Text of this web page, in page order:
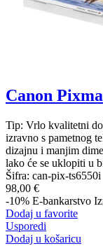
Canon
Tip: Vrlo kvalitetni
izravno s pametnog
dizajnu i manjim
lako će se uklopiti u
Šifra: can-pix-ts6550i
98,00 €
-10% E-bankarstvo
Dodaj u favorite
Usporedi
Dodaj u košaricu